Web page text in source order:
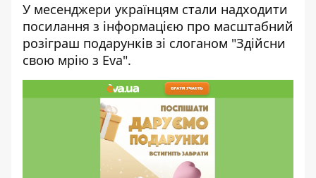
У месенджери українцям стали надходити
посилання з інформацією про масштабний
розіграш подарунків зі слоганом "Здійсни
свою мрію з Eva".